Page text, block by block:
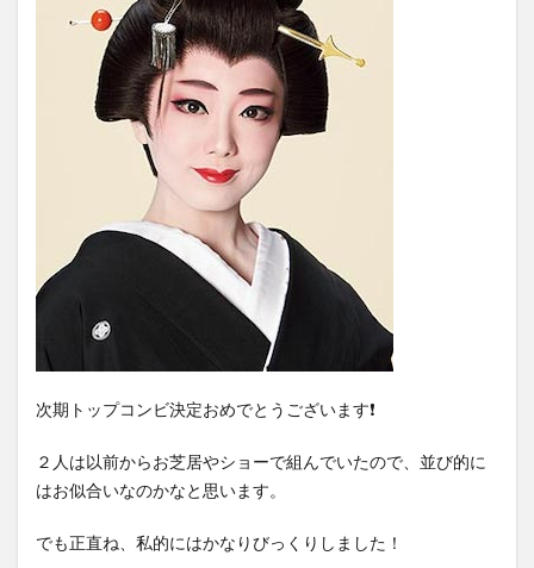
次期トップコンビ決定おめでとうございます❗️
２人は以前からお芝居やショーで組んでいたので、並び的に
はお似合いなのかなと思います。
でも正直ね、私的にはかなりびっくりしました！